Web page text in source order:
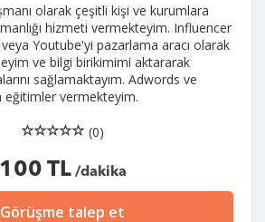
olarak çeşitli kişi ve kurumlara
hizmeti vermekteyim. Influencer
Youtube'yi pazarlama aracı olarak
ve bilgi birikimimi aktararak
sağlamaktayım. Adwords ve
eğitimler vermekteyim.
(0)
100 TL/dakika
Görüşme talep et